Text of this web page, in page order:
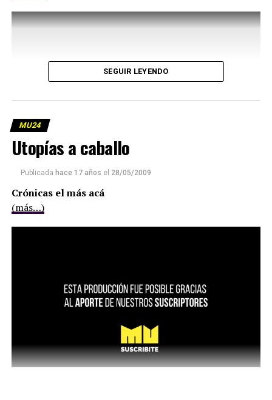
SEGUIR LEYENDO
MU24
Utopías a caballo
Publicada hace 17 años el 28/05/2009
Crónicas el más acá
(más…)